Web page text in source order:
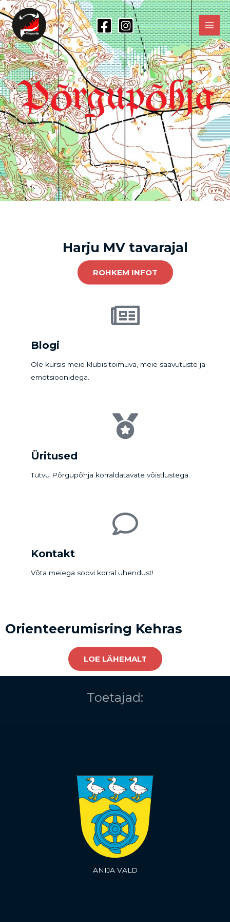
Harju MV tavarajal
ROHKEM INFOT
Blogi
Ole kursis meie klubis toimuva, meie saavutuste ja
emotsioonidega.
Üritused
Tutvu Põrgupõhja korraldatavate võistlustega.
Kontakt
Võta meiega soovi korral ühendust!
Orienteerumisring Kehras
LOE LÄHEMALT
Toetajad:
ANIJA VALD